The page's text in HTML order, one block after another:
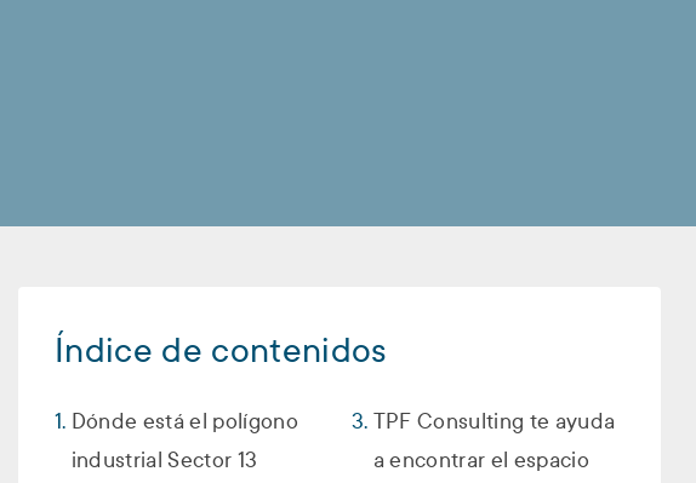
Índice de contenidos
Dónde está el polígono
industrial Sector 13
TPF Consulting te ayuda
a encontrar el espacio